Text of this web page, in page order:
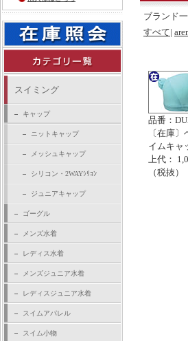
スイミング
キャップ
ニットキャップ
メッシュキャップ
シリコン・2WAYｼﾘｺﾝ
ジュニアキャップ
ゴーグル
メンズ水着
レディス水着
メンズジュニア水着
レディスジュニア水着
スイムアパレル
スイム小物
ブランド
すべて|
品番：
〔在庫
イムキャ
上代：
（税抜）